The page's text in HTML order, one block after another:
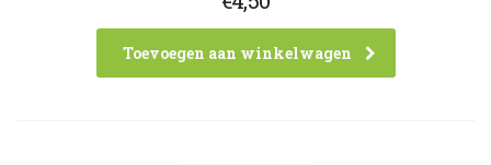
Toevoegen aan winkelwagen